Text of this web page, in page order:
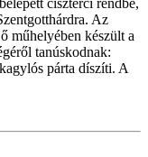
Az
műhelyében készült a
tanúskodnak:
párta díszíti. A